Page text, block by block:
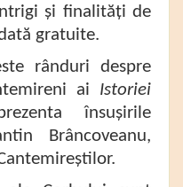
și finalități de
gratuite.
rânduri despre
ai Istoriei
însușirile
Brâncoveanu,